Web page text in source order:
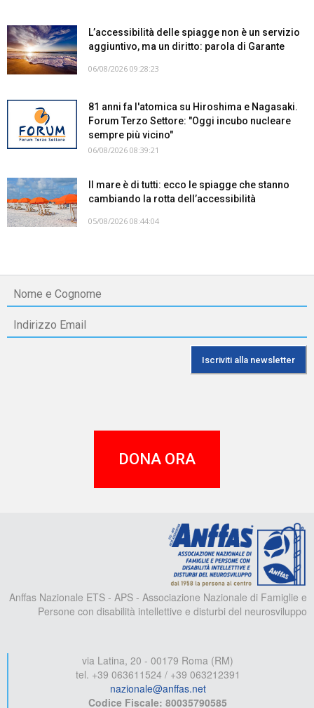
L’accessibilità delle spiagge non è un servizio
aggiuntivo, ma un diritto: parola di Garante
06/08/2026 09:28:23
81 anni fa l'atomica su Hiroshima e Nagasaki.
Forum Terzo Settore: "Oggi incubo nucleare
sempre più vicino"
06/08/2026 08:39:21
Il mare è di tutti: ecco le spiagge che stanno
cambiando la rotta dell’accessibilità
05/08/2026 08:44:04
DONA ORA
Anffas Nazionale ETS - APS - Associazione Nazionale di Famiglie e
Persone con disabilità intellettive e disturbi del neurosviluppo
via Latina, 20 - 00179 Roma (RM)
tel. +39 063611524 / +39 063212391
nazionale@anffas.net
Codice Fiscale: 80035790585